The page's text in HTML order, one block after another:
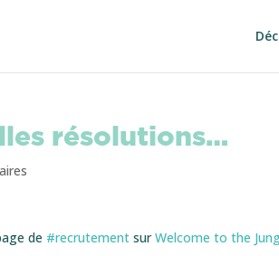
résolutions…
de #recrutement surWelcome to the